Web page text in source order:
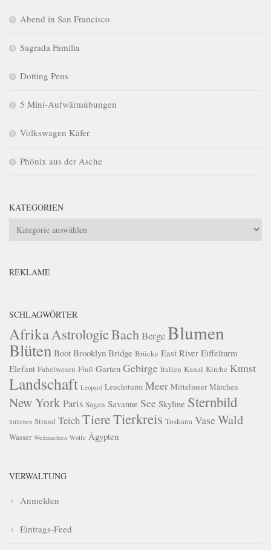
Abend in San Francisco
Sagrada Familia
Dotting Pens
5 Mini-Aufwärmübungen
Volkswagen Käfer
Phönix aus der Asche
KATEGORIEN
Kategorien
REKLAME
SCHLAGWÖRTER
Afrika AstrologieBach BergeBlumen
Blüten Boot Brooklyn Bridge Brücke East River Eiffelturm
Elefant Fabelwesen Fluß Garten Gebirge Italien Kanal Kirche Kunst
Landschaft Leopard Leuchtturm Meer Mittelmeer Märchen
New YorkParis Sagen Savanne See Skyline Sternbild
Stilleben Strand TeichTiereTierkreis Toskana VaseWald
Wasser Weihnachten Wölfe Ägypten
VERWALTUNG
Anmelden
Eintrags-Feed